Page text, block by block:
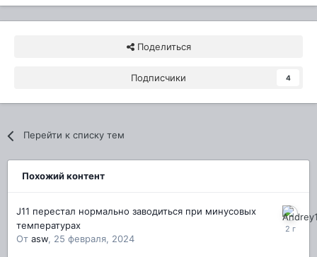
Поделиться
Подписчики 4
Перейти к списку тем
Похожий контент
J11 перестал нормально заводиться при минусовых
температурах
От asw, 25 февраля, 2024